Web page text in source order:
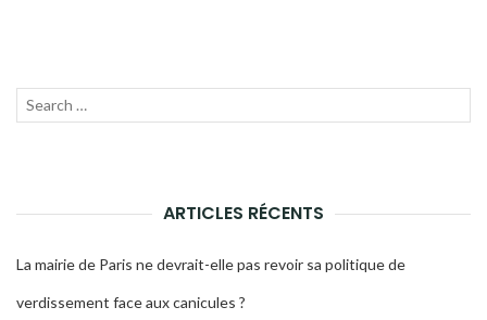
Recherche
ARTICLES RÉCENTS
La mairie de Paris ne devrait-elle pas revoir sa politique de
verdissement face aux canicules ?